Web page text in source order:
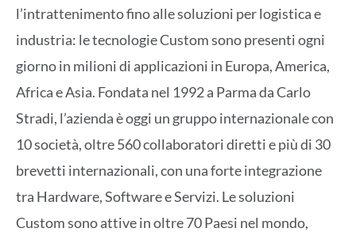
l’intrattenimento fino alle soluzioni per logistica e
industria: le tecnologie Custom sono presenti ogni
giorno in milioni di applicazioni in Europa, America,
Africa e Asia. Fondata nel 1992 a Parma da Carlo
Stradi, l’azienda è oggi un gruppo internazionale con
10 società, oltre 560 collaboratori diretti e più di 30
brevetti internazionali, con una forte integrazione
tra Hardware, Software e Servizi. Le soluzioni
Custom sono attive in oltre 70 Paesi nel mondo,